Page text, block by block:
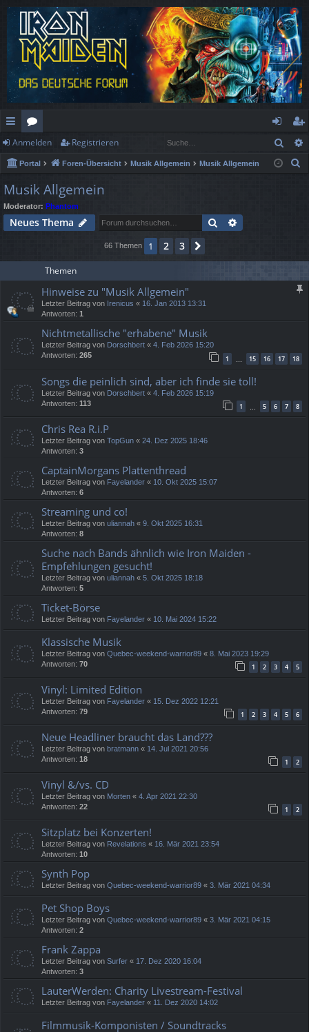
ch
ne
llz
ug
rif
or
en
n
m
eg
ist
Anmelden Registrieren
Portal Foren-Übersicht Musik Allgemein Musik Allgemein
Musik Allgemein
Moderator: Phantom
Neues Thema Suche
66 Themen 1 2 3
Themen
Hinweise zu "Musik Allgemein"
Letzter Beitrag von Irenicus « 16. Jan 2013 13:31
Antworten: 1
Nichtmetallische "erhabene" Musik
Letzter Beitrag von Dorschbert « 4. Feb 2026 15:20
Antworten: 265 1 15 16 17 18
Songs die peinlich sind, aber ich finde sie toll!
Letzter Beitrag von Dorschbert « 4. Feb 2026 15:19
Antworten: 113 1 5 6 7 8
Chris Rea R.i.P
Letzter Beitrag von TopGun « 24. Dez 2025 18:46
Antworten: 3
CaptainMorgans Plattenthread
Letzter Beitrag von Fayelander « 10. Okt 2025 15:07
Antworten: 6
Streaming und co!
Letzter Beitrag von uliannah « 9. Okt 2025 16:31
Antworten: 8
Suche nach Bands ähnlich wie Iron Maiden -
Empfehlungen gesucht!
Letzter Beitrag von uliannah « 5. Okt 2025 18:18
Antworten: 5
Ticket-Börse
Letzter Beitrag von Fayelander « 10. Mai 2024 15:22
Klassische Musik
Letzter Beitrag von Quebec-weekend-warrior89 « 8. Mai 2023 19:29
Antworten: 70 1 2 3 4 5
Vinyl: Limited Edition
Letzter Beitrag von Fayelander « 15. Dez 2022 12:21
Antworten: 79 1 2 3 4 5 6
Neue Headliner braucht das Land???
Letzter Beitrag von bratmann « 14. Jul 2021 20:56
Antworten: 18 1 2
Vinyl &/vs. CD
Letzter Beitrag von Morten « 4. Apr 2021 22:30
Antworten: 22 1 2
Sitzplatz bei Konzerten!
Letzter Beitrag von Revelations « 16. Mär 2021 23:54
Antworten: 10
Synth Pop
Letzter Beitrag von Quebec-weekend-warrior89 « 3. Mär 2021 04:34
Pet Shop Boys
Letzter Beitrag von Quebec-weekend-warrior89 « 3. Mär 2021 04:15
Antworten: 2
Frank Zappa
Letzter Beitrag von Surfer « 17. Dez 2020 16:04
Antworten: 3
LauterWerden: Charity Livestream-Festival
Letzter Beitrag von Fayelander « 11. Dez 2020 14:02
Filmmusik-Komponisten / Soundtracks